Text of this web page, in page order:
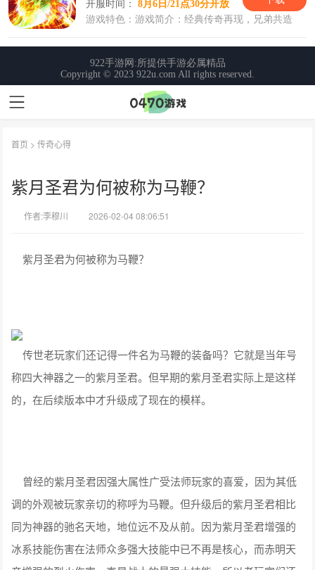
首页 >传奇心得
紫月圣君为何被称为马鞭？
作者:李穆川 2026-02-04 08:06:51
紫月圣君为何被称为马鞭？
传世老玩家们还记得一件名为马鞭的装备吗？它就是当年号
称四大神器之一的紫月圣君。但早期的紫月圣君实际上是这样
的，在后续版本中才升级成了现在的模样。
曾经的紫月圣君因强大属性广受法师玩家的喜爱，因为其低
调的外观被玩家亲切的称呼为马鞭。但升级后的紫月圣君相比
同为神器的驰名天地，地位远不及从前。因为紫月圣君增强的
冰系技能伤害在法师众多强大技能中已不再是核心，而赤明天